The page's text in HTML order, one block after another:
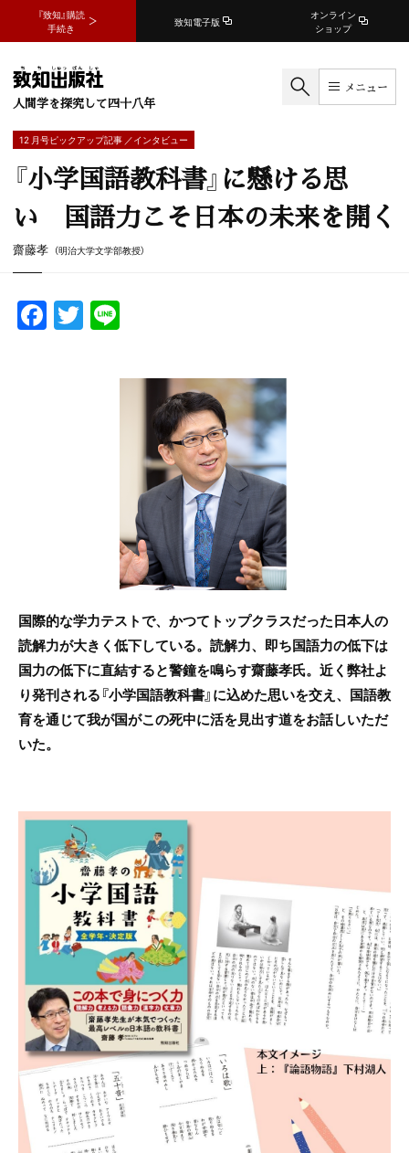
『致知』購読
手続き
致知電子版
オンライン
ショップ
人間学を探究して四十八年
メニュー
12 月号ピックアップ記事 ／インタビュー
『小学国語教科書』に懸ける思
い 国語力こそ日本の未来を開く
齋藤孝 （明治大学文学部教授）
F
a
T
w
e
国際的な学力テストで、かつてトップクラスだった日本人の
読解力が大きく低下している。読解力、即ち国語力の低下は
国力の低下に直結すると警鐘を鳴らす齋藤孝氏。近く弊社よ
り発刊される『小学国語教科書』に込めた思いを交え、国語教
育を通じて我が国がこの死中に活を見出す道をお話しいただ
いた。